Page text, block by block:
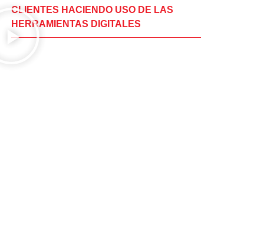
CLIENTES HACIENDO USO DE LAS
HERRAMIENTAS DIGITALES